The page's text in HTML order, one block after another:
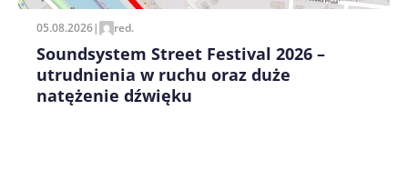
05.08.2026| red.
Soundsystem Street Festival 2026 –
utrudnienia w ruchu oraz duże
natężenie dźwięku